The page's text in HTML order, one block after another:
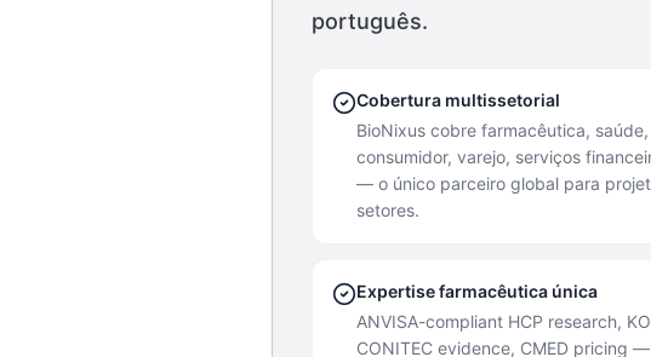
português.
Cobertura multissetorial
BioNixus cobre farmacêutica, saúde,
consumidor, varejo, serviços
— o único parceiro global para
setores.
Expertise farmacêutica única
ANVISA-compliant HCP research,
CONITEC evidence, CMED pricing